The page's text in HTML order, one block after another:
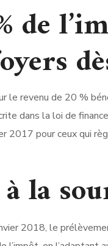
de
le revenu de 20 %
dans la loi de
2017 pour ceux qui
la
2018, le